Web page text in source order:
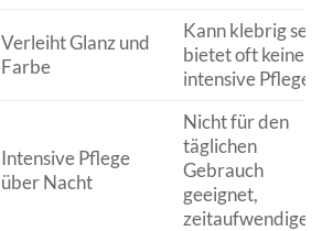
Verleiht Glanz und
Farbe
Kann klebrig
bietet oft keine
intensive Pflege
Intensive Pflege
über Nacht
Nicht für den
täglichen
Gebrauch
geeignet,
zeitaufwendiger